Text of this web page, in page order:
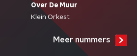
Over De Muur
Klein Orkest
Meer nummers